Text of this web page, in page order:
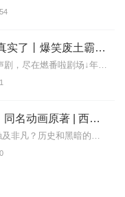
的真好！！！
引住了，每个声音都赋
了几次真是意犹未尽，
【燃番啦】这游戏也太真实了丨爆笑废土霸榜神作丨紫襟剧社制作
>>更多好听不套路的燃情有声剧，尽在燃番啦剧场↓年度重磅推荐本专辑为VIP免费专辑每天上午10点5集更新，订阅可以听到最新内容哦！每周抽一个专辑五星优质评论送...
诡秘之主 | 多人有声剧丨同名动画原著 | 西幻克苏鲁 | 乌贼作品
蒸汽与机械的浪潮中，谁能触及非凡？历史和黑暗的迷雾里，又是谁在耳语？我从诡秘中醒来，睁眼看见这个世界：枪械，大炮，巨舰，飞空艇，差分机；魔药，占卜，诅咒，倒吊人...